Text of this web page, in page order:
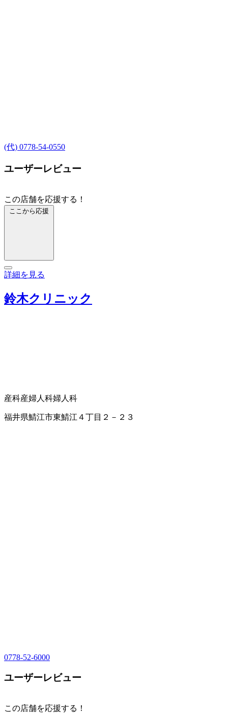
(代) 0778-54-0550
ユーザーレビュー
この店舗を応援する！
ここから応援
詳細を見る
鈴木クリニック
産科産婦人科婦人科
福井県鯖江市東鯖江４丁目２－２３
0778-52-6000
ユーザーレビュー
この店舗を応援する！